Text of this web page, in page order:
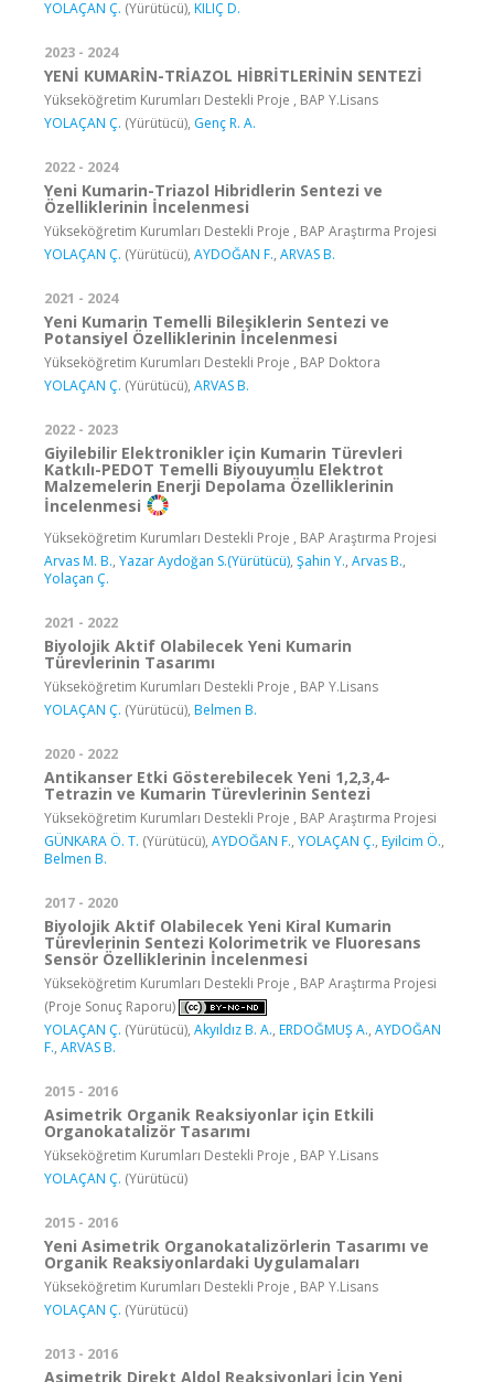
YOLAÇAN Ç. (Yürütücü), KILIÇ D.
2023 - 2024
YENİ KUMARİN-TRİAZOL HİBRİTLERİNİN SENTEZİ
Yükseköğretim Kurumları Destekli Proje , BAP Y.Lisans
YOLAÇAN Ç. (Yürütücü), Genç R. A.
2022 - 2024
Yeni Kumarin-Triazol Hibridlerin Sentezi ve
Özelliklerinin İncelenmesi
Yükseköğretim Kurumları Destekli Proje , BAP Araştırma Projesi
YOLAÇAN Ç. (Yürütücü), AYDOĞAN F., ARVAS B.
2021 - 2024
Yeni Kumarin Temelli Bileşiklerin Sentezi ve
Potansiyel Özelliklerinin İncelenmesi
Yükseköğretim Kurumları Destekli Proje , BAP Doktora
YOLAÇAN Ç. (Yürütücü), ARVAS B.
2022 - 2023
Giyilebilir Elektronikler için Kumarin Türevleri
Katkılı-PEDOT Temelli Biyouyumlu Elektrot
Malzemelerin Enerji Depolama Özelliklerinin
İncelenmesi
Yükseköğretim Kurumları Destekli Proje , BAP Araştırma Projesi
Arvas M. B., Yazar Aydoğan S.(Yürütücü), Şahin Y., Arvas B.,
Yolaçan Ç.
2021 - 2022
Biyolojik Aktif Olabilecek Yeni Kumarin
Türevlerinin Tasarımı
Yükseköğretim Kurumları Destekli Proje , BAP Y.Lisans
YOLAÇAN Ç. (Yürütücü), Belmen B.
2020 - 2022
Antikanser Etki Gösterebilecek Yeni 1,2,3,4-
Tetrazin ve Kumarin Türevlerinin Sentezi
Yükseköğretim Kurumları Destekli Proje , BAP Araştırma Projesi
GÜNKARA Ö. T. (Yürütücü), AYDOĞAN F., YOLAÇAN Ç., Eyilcim Ö.,
Belmen B.
2017 - 2020
Biyolojik Aktif Olabilecek Yeni Kiral Kumarin
Türevlerinin Sentezi Kolorimetrik ve Fluoresans
Sensör Özelliklerinin İncelenmesi
Yükseköğretim Kurumları Destekli Proje , BAP Araştırma Projesi
(Proje Sonuç Raporu)
YOLAÇAN Ç. (Yürütücü), Akyıldız B. A., ERDOĞMUŞ A., AYDOĞAN
F., ARVAS B.
2015 - 2016
Asimetrik Organik Reaksiyonlar için Etkili
Organokatalizör Tasarımı
Yükseköğretim Kurumları Destekli Proje , BAP Y.Lisans
YOLAÇAN Ç. (Yürütücü)
2015 - 2016
Yeni Asimetrik Organokatalizörlerin Tasarımı ve
Organik Reaksiyonlardaki Uygulamaları
Yükseköğretim Kurumları Destekli Proje , BAP Y.Lisans
YOLAÇAN Ç. (Yürütücü)
2013 - 2016
Asimetrik Direkt Aldol Reaksiyonlari İçin Yeni